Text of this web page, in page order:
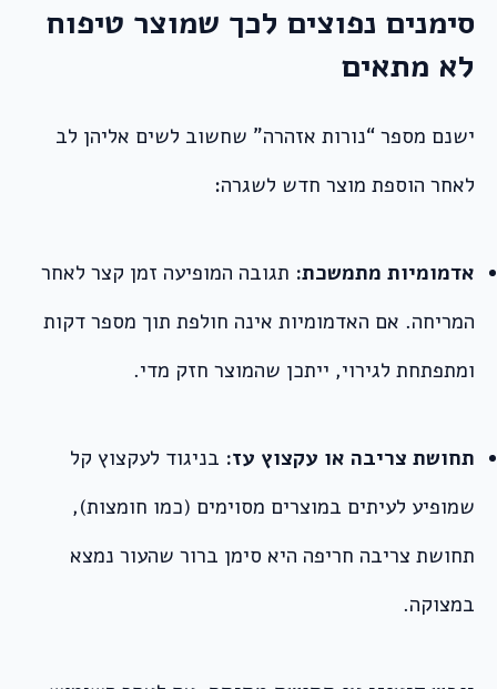
סימנים נפוצים לכך שמוצר טיפוח
לא מתאים
ישנם מספר “נורות אזהרה” שחשוב לשים אליהן לב
לאחר הוספת מוצר חדש לשגרה:
אדמומיות מתמשכת: תגובה המופיעה זמן קצר לאחר
המריחה. אם האדמומיות אינה חולפת תוך מספר דקות
ומתפתחת לגירוי, ייתכן שהמוצר חזק מדי.
תחושת צריבה או עקצוץ עז: בניגוד לעקצוץ קל
שמופיע לעיתים במוצרים מסוימים (כמו חומצות),
תחושת צריבה חריפה היא סימן ברור שהעור נמצא
במצוקה.